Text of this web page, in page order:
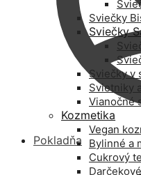
Pokladňa
Sviečky
Sviečky
Sviečky v
Svietniky
Vianočné
Kozmetika
Vegan
Bylinné a
Cukrový